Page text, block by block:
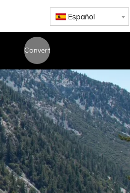
Español
Convertirse
en un
distribuidor